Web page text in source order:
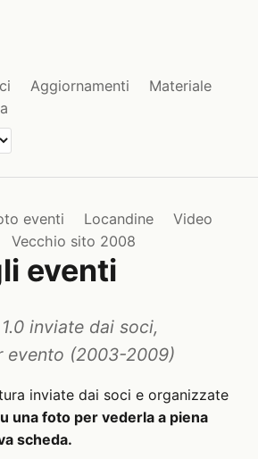
Aggiornamenti
Materiale
eventi Locandine
Video
Vecchio sito 2008
eventi
inviate dai soci,
evento (2003-2009)
inviate dai soci e organizzate
una foto per vederla a piena
scheda.